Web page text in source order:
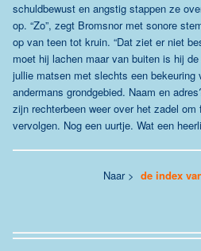
schuldbewust en angstig stappen ze
op. “Zo”, zegt Bromsnor met sonore
op van teen tot kruin. “Dat ziet er niet
moet hij lachen maar van buiten is hij
jullie matsen met slechts een bekeuring
andermans grondgebied. Naam en
zijn rechterbeen weer over het zadel
vervolgen. Nog een uurtje. Wat een
Naar > de index